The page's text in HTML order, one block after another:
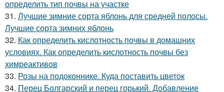
определить тип почвы на участке
31. Лучшие зимние сорта яблонь для средней полосы.
Лучшие сорта зимних яблонь
32. Как определить кислотность почвы в домашних
условиях. Как определить кислотность почвы без
химреактивов
33. Розы на подоконнике. Куда поставить цветок
34. Перец Болгарский и перец горький. Добавление